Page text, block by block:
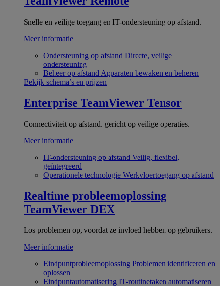
Snelle en veilige toegang en IT-ondersteuning op afstand.
Meer informatie
Ondersteuning op afstand Directe, veilige
ondersteuning
Beheer op afstand Apparaten bewaken en beheren
Bekijk schema’s en prijzen
Enterprise TeamViewer Tensor
Connectiviteit op afstand, gericht op veilige operaties.
Meer informatie
IT-ondersteuning op afstand Veilig, flexibel,
geïntegreerd
Operationele technologie Werkvloertoegang op afstand
Realtime probleemoplossing
TeamViewer DEX
Los problemen op, voordat ze invloed hebben op gebruikers.
Meer informatie
Eindpuntprobleemoplossing Problemen identificeren en
oplossen
Eindpuntautomatisering IT-routinetaken automatiseren